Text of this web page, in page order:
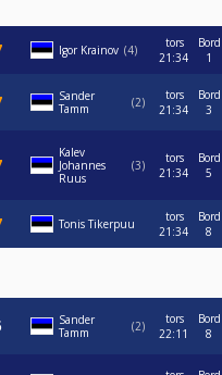
Igor Krainov 4
tors
21:34
Bord
1
Sander
Tamm
2
tors
21:34
Bord
3
Kalev
Johannes
Ruus
3
tors
21:34
Bord
5
Tonis Tikerpuu
tors
21:34
Bord
8
Sander
Tamm
2
tors
22:11
Bord
8